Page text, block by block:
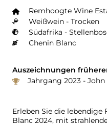
Remhoogte Wine
Weißwein - Trocken
Südafrika -
Chenin Blanc
Auszeichnungen
Jahrgang 2023 -
Erleben Sie die
Blanc 2024, mit